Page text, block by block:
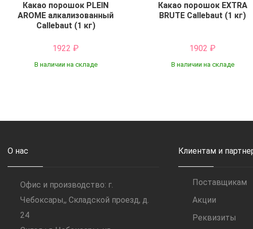
Какао порошок PLEIN
AROME алкализованный
Callebaut (1 кг)
1922 ₽
В наличии на складе
Какао порошок EXTRA
BRUTE Callebaut (1 кг)
1902 ₽
В наличии на складе
О нас
Офис и производство: г.
Чебоксары,, Складской проезд, д.
24
Клиентам и
Поставщикам
Акции
Реквизиты